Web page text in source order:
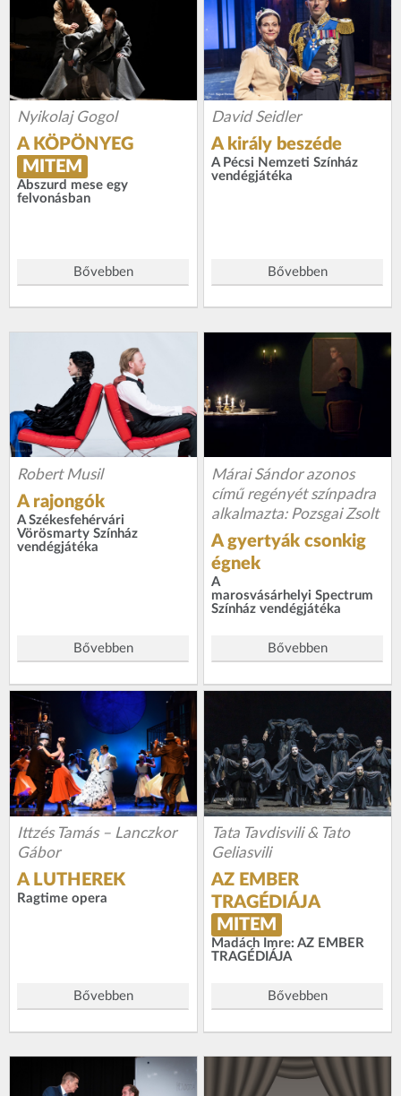
Nyikolaj Gogol
A KÖPÖNYEG
MITEM
Abszurd mese egy
felvonásban
Bővebben
David Seidler
A király beszéde
A Pécsi Nemzeti Színház
vendégjátéka
Bővebben
Robert Musil
A rajongók
A Székesfehérvári
Vörösmarty Színház
vendégjátéka
Bővebben
Márai Sándor azonos
című regényét színpadra
alkalmazta: Pozsgai Zsolt
A gyertyák csonkig
égnek
A
marosvásárhelyi Spectrum
Színház vendégjátéka
Bővebben
Ittzés Tamás – Lanczkor
Gábor
A LUTHEREK
Ragtime opera
Bővebben
Tata Tavdisvili & Tato
Geliasvili
AZ EMBER
TRAGÉDIÁJA
MITEM
Madách Imre: AZ EMBER
TRAGÉDIÁJA
Bővebben